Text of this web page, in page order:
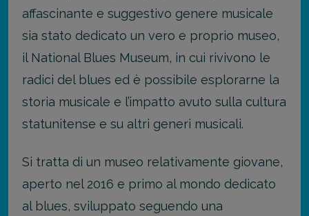
affascinante e suggestivo genere musicale
sia stato dedicato un vero e proprio museo,
il National Blues Museum, in cui rivivono le
radici del blues ed è possibile esplorarne la
storia musicale e l’impatto avuto sulla cultura
statunitense e su altri generi musicali.
Si tratta di un museo relativamente giovane,
aperto nel 2016 e primo al mondo dedicato
al blues, sviluppato seguendo una